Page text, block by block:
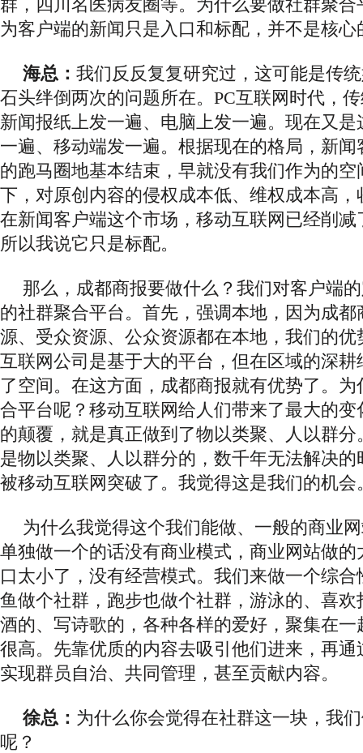
群，四川名医病友圈等。为什么要做社群聚
为客户端的新闻只是入口和标配，并不是核心
海总： 我们反反复复研究过，这可能是传
石头绊倒两次的问题所在。 PC互联网时代，
新闻报纸上发一遍、电脑上发一遍。现在又
一遍、移动端发一遍。根据现在的格局，新
的跑马圈地基本结束，早就没有我们作为的空
下，对原创内容的侵权成本低、维权成本高，
在新闻客户端这个市场，移动互联网已经削减
所以我说它只是标配。
那么，成都商报要做什么？我们对客户端
的社群聚合平台。首先，强调本地，因为成都
源、受众资源、公众资源都在本地，我们的优
互联网公司是基于大的平台，但在区域的深耕
了空间。在这方面，成都商报就有优势了。
合平台呢？移动互联网给人们带来了最大的变
的颠覆，就是真正做到了物以类聚、人以群
是物以类聚、人以群分的，数千年无法解决
被移动互联网突破了。我觉得这是我们的机会
为什么我觉得这个我们能做、一般的商业
单独做一个的话没有商业模式，商业网站做的
口太小了，没有经营模式。我们来做一个综
鱼做个社群，跑步也做个社群，游泳的、喜欢
酒的、写诗歌的，各种各样的爱好，聚集在一
很高。先靠优质的内容去吸引他们进来，再通
实现群员自治、共同管理，甚至贡献内容。
徐总： 为什么你会觉得在社群这一块，我
呢？